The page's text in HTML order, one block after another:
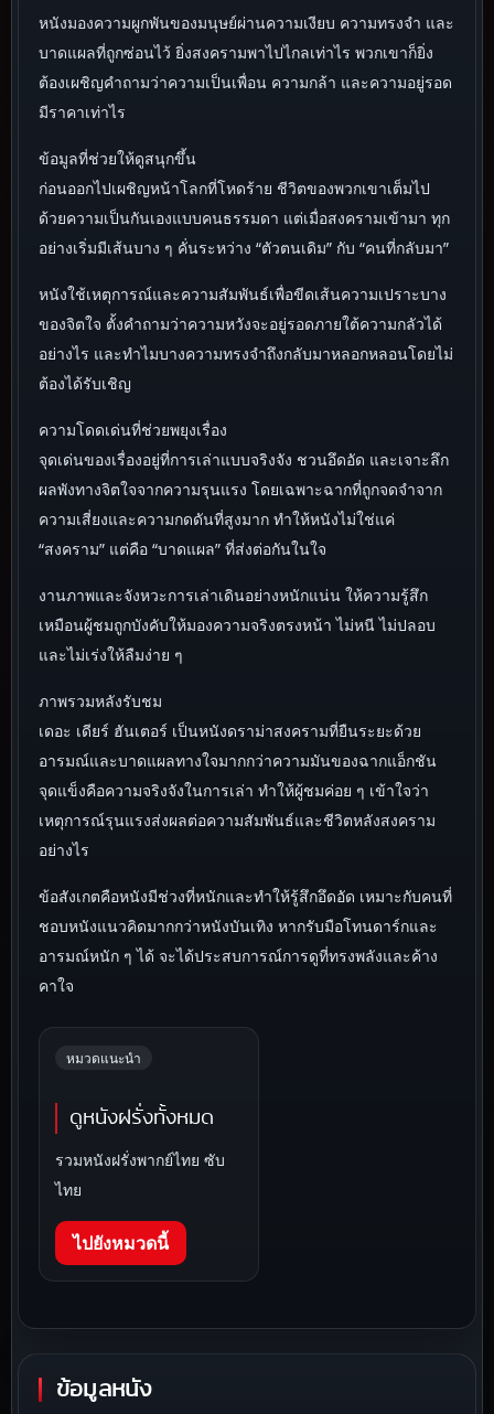
หนังมองความผูกพันของมนุษย์ผ่านความเงียบ ความทรงจำ และ
บาดแผลที่ถูกซ่อนไว้ ยิ่งสงครามพาไปไกลเท่าไร พวกเขาก็ยิ่ง
ต้องเผชิญคำถามว่าความเป็นเพื่อน ความกล้า และความอยู่รอด
มีราคาเท่าไร
ข้อมูลที่ช่วยให้ดูสนุกขึ้น
ก่อนออกไปเผชิญหน้าโลกที่โหดร้าย ชีวิตของพวกเขาเต็มไป
ด้วยความเป็นกันเองแบบคนธรรมดา แต่เมื่อสงครามเข้ามา ทุก
อย่างเริ่มมีเส้นบาง ๆ คั่นระหว่าง “ตัวตนเดิม” กับ “คนที่กลับมา”
หนังใช้เหตุการณ์และความสัมพันธ์เพื่อขีดเส้นความเปราะบาง
ของจิตใจ ตั้งคำถามว่าความหวังจะอยู่รอดภายใต้ความกลัวได้
อย่างไร และทำไมบางความทรงจำถึงกลับมาหลอกหลอนโดยไม่
ต้องได้รับเชิญ
ความโดดเด่นที่ช่วยพยุงเรื่อง
จุดเด่นของเรื่องอยู่ที่การเล่าแบบจริงจัง ชวนอึดอัด และเจาะลึก
ผลพังทางจิตใจจากความรุนแรง โดยเฉพาะฉากที่ถูกจดจำจาก
ความเสี่ยงและความกดดันที่สูงมาก ทำให้หนังไม่ใช่แค่
“สงคราม” แต่คือ “บาดแผล” ที่ส่งต่อกันในใจ
งานภาพและจังหวะการเล่าเดินอย่างหนักแน่น ให้ความรู้สึก
เหมือนผู้ชมถูกบังคับให้มองความจริงตรงหน้า ไม่หนี ไม่ปลอบ
และไม่เร่งให้ลืมง่าย ๆ
ภาพรวมหลังรับชม
เดอะ เดียร์ ฮันเตอร์ เป็นหนังดราม่าสงครามที่ยืนระยะด้วย
อารมณ์และบาดแผลทางใจมากกว่าความมันของฉากแอ็กชัน
จุดแข็งคือความจริงจังในการเล่า ทำให้ผู้ชมค่อย ๆ เข้าใจว่า
เหตุการณ์รุนแรงส่งผลต่อความสัมพันธ์และชีวิตหลังสงคราม
อย่างไร
ข้อสังเกตคือหนังมีช่วงที่หนักและทำให้รู้สึกอึดอัด เหมาะกับคนที่
ชอบหนังแนวคิดมากกว่าหนังบันเทิง หากรับมือโทนดาร์กและ
อารมณ์หนัก ๆ ได้ จะได้ประสบการณ์การดูที่ทรงพลังและค้าง
คาใจ
หมวดแนะนำ
ดูหนังฝรั่งทั้งหมด
รวมหนังฝรั่งพากย์ไทย ซับ
ไทย
ไปยังหมวดนี้
ข้อมูลหนัง